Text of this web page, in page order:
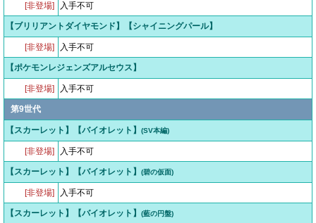
[非登場] 入手不可
【ブリリアントダイヤモンド】【シャイニングパール】
[非登場] 入手不可
【ポケモンレジェンズアルセウス】
[非登場] 入手不可
第9世代
【スカーレット】【バイオレット】 (SV本編)
[非登場] 入手不可
【スカーレット】【バイオレット】 (碧の仮面)
[非登場] 入手不可
【スカーレット】【バイオレット】 (藍の円盤)